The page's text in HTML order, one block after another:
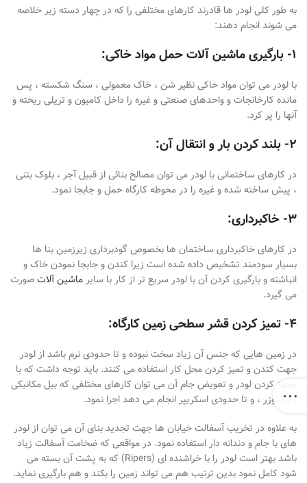
به طور کلی لودر ها قادرند کارهای مختلفی را که در چهار دسته زیر خلاصه
می شوند انجام دهند:
۱- بارگیری ماشین آلات حمل مواد خاکی:
با لودر می توان مواد خاکی نظیر شن ، خاک معمولی ، سنگ شکسته ، پس
مانده کارخانجات و واحدهای صنعتی و غیره را داخل کامیون و تریلی ریخته و
آنها را پر کرد.
۲- بلند کردن بار و انتقال آن:
در کارهای ساختمانی با لودر می توان مصالح بنائی از قبیل آجر ، بلوک بتنی
، پیش ساخته شده و غیره را در محوطه کارگاه حمل و جابجا نمود.
۳- خاکبرداری:
در کارهای خاکبرداری ساختمان ها بخصوص گودبرداری زیرزمین بنا ها
بسیار سودمند تشخیص داده شده است زیرا کندن و جابجا نمودن خاک و
انباشته و بارگیری کردن آن با لودر سریع تر از کار با سایرماشین آلاتصورت
می گیرد.
۴- تمیز کردن قشر سطحی زمین کارگاه:
در زمین هایی که جنس آن زیاد سخت نبوده و تا حدودی نرم باشد از لودر
جهت کندن و تمیز کردن محل کار استفاده می کنند. باید توجه داشت که با
مجهز کردن لودر و تعویض جام آن می توان کارهای مختلفی که بیل مکانیکی
، بولدوزر ، و تا حدودی اسکریپر انجام می دهد اجرا نمود.
به علاوه در تخریب آسفالت خیابان ها جهت تجدید بنای آن می توان از لودر
های با جام و دندانه دار استفاده نمود. در مواقعی که ضخامت آسفالت زیاد
باشد بهتر است لودر را با خراشنده ای (Ripers) که به پشت آن بسته می
شود کامل نمود بدین ترتیب هم می تواند زمین را بکند و هم بارگیری نماید.